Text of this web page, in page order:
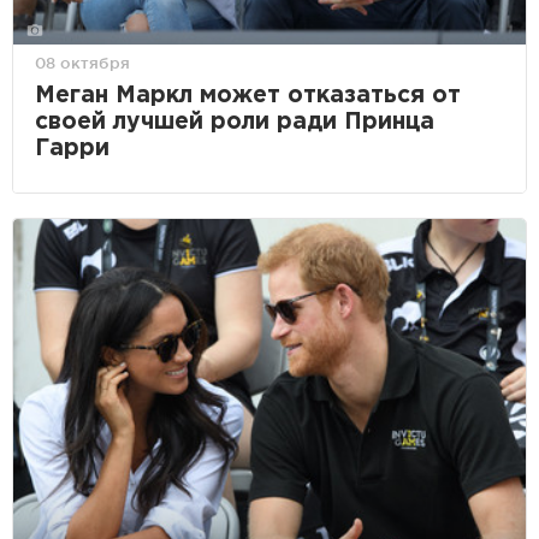
08 октября
Меган Маркл может отказаться от
своей лучшей роли ради Принца
Гарри